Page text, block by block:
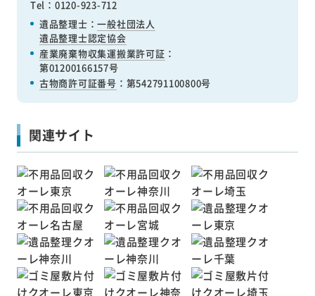
Tel：0120-923-712
遺品整理士：一般社団法人
遺品整理士認定協会
産業廃棄物収集運搬業許可証 ：
第01200166157号
古物商許可証番号 ：第542791100800号
関連サイト